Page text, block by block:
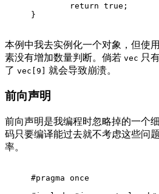
	return true;
}
本例中我去实例化一个对象，但使
素没有增加数量判断。倘若 vec 只
了 vec[9] 就会导致崩溃。
前向声明
前向声明是我编程时忽略掉的一个
码只要编译能过去就不考虑这些问
率。
#pragma once